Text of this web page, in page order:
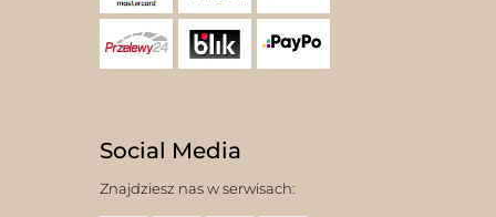
Social Media
Znajdziesz nas w serwisach: